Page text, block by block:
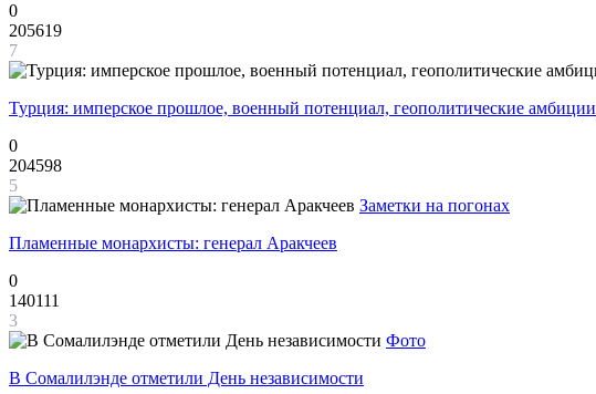
0
205619
7
Турция: имперское прошлое, военный потенциал, геополитические амбиции
0
204598
5
Заметки на погонах
Пламенные монархисты: генерал Аракчеев
0
140111
3
Фото
В Сомалилэнде отметили День независимости